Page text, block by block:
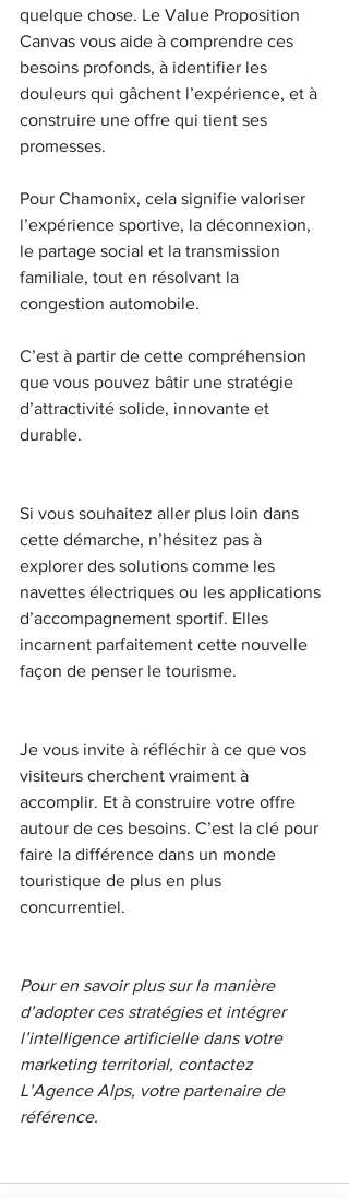
quelque chose. Le Value Proposition
Canvas vous aide à comprendre ces
besoins profonds, à identifier les
douleurs qui gâchent l’expérience, et à
construire une offre qui tient ses
promesses.
Pour Chamonix, cela signifie valoriser
l’expérience sportive, la déconnexion,
le partage social et la transmission
familiale, tout en résolvant la
congestion automobile.
C’est à partir de cette compréhension
que vous pouvez bâtir une stratégie
d’attractivité solide, innovante et
durable.
Si vous souhaitez aller plus loin dans
cette démarche, n’hésitez pas à
explorer des solutions comme les
navettes électriques ou les applications
d’accompagnement sportif. Elles
incarnent parfaitement cette nouvelle
façon de penser le tourisme.
Je vous invite à réfléchir à ce que vos
visiteurs cherchent vraiment à
accomplir. Et à construire votre offre
autour de ces besoins. C’est la clé pour
faire la différence dans un monde
touristique de plus en plus
concurrentiel.
Pour en savoir plus sur la manière
d’adopter ces stratégies et intégrer
l’intelligence artificielle dans votre
marketing territorial, contactez
L’Agence Alps, votre partenaire de
référence.